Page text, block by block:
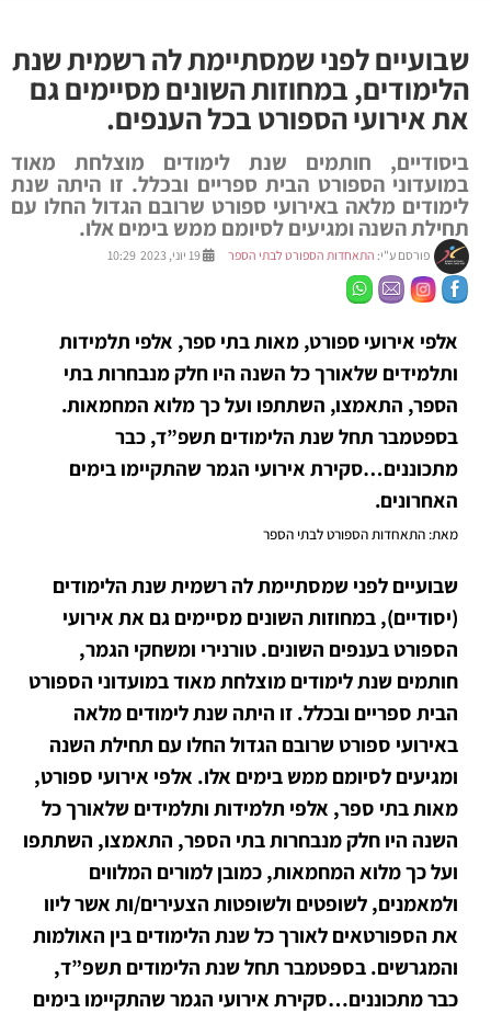
שבועיים לפני שמסתיימת לה רשמית שנת
הלימודים, במחוזות השונים מסיימים גם
את אירועי הספורט בכל הענפים.
ביסודיים, חותמים שנת לימודים מוצלחת מאוד
במועדוני הספורט הבית ספריים ובכלל. זו היתה שנת
לימודים מלאה באירועי ספורט שרובם הגדול החלו עם
תחילת השנה ומגיעים לסיומם ממש בימים אלו.
פורסם ע"י: התאחדות הספורט לבתי הספר
אלפי אירועי ספורט, מאות בתי ספר, אלפי תלמידות
ותלמידים שלאורך כל השנה היו חלק מנבחרות בתי
הספר, התאמצו, השתתפו ועל כך מלוא המחמאות.
בספטמבר תחל שנת הלימודים תשפ”ד, כבר
מתכוננים…סקירת אירועי הגמר שהתקיימו בימים
האחרונים.
מאת: התאחדות הספורט לבתי הספר
שבועיים לפני שמסתיימת לה רשמית שנת הלימודים
(יסודיים), במחוזות השונים מסיימים גם את אירועי
הספורט בענפים השונים. טורנירי ומשחקי הגמר,
חותמים שנת לימודים מוצלחת מאוד במועדוני הספורט
הבית ספריים ובכלל. זו היתה שנת לימודים מלאה
באירועי ספורט שרובם הגדול החלו עם תחילת השנה
ומגיעים לסיומם ממש בימים אלו. אלפי אירועי ספורט,
מאות בתי ספר, אלפי תלמידות ותלמידים שלאורך כל
השנה היו חלק מנבחרות בתי הספר, התאמצו, השתתפו
ועל כך מלוא המחמאות, כמובן למורים המלווים
ולמאמנים, לשופטים ולשופטות הצעירים/ות אשר ליוו
את הספורטאים לאורך כל שנת הלימודים בין האולמות
והמגרשים. בספטמבר תחל שנת הלימודים תשפ”ד,
כבר מתכוננים…סקירת אירועי הגמר שהתקיימו בימים